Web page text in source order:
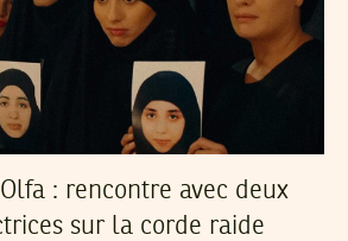
: rencontre avec deux
sur la corde raide